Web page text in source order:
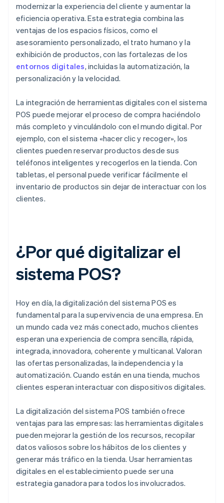
modernizar la experiencia del cliente y aumentar la
eficiencia operativa. Esta estrategia combina las
ventajas de los espacios físicos, como el
asesoramiento personalizado, el trato humano y la
exhibición de productos, con las fortalezas de los
entornos digitales, incluidas la automatización, la
personalización y la velocidad.
La integración de herramientas digitales con el sistema
POS puede mejorar el proceso de compra haciéndolo
más completo y vinculándolo con el mundo digital. Por
ejemplo, con el sistema «hacer clic y recoger», los
clientes pueden reservar productos desde sus
teléfonos inteligentes y recogerlos en la tienda. Con
tabletas, el personal puede verificar fácilmente el
inventario de productos sin dejar de interactuar con los
clientes.
¿Por qué digitalizar el
sistema POS?
Hoy en día, la digitalización del sistema POS es
fundamental para la supervivencia de una empresa. En
un mundo cada vez más conectado, muchos clientes
esperan una experiencia de compra sencilla, rápida,
integrada, innovadora, coherente y multicanal. Valoran
las ofertas personalizadas, la independencia y la
automatización. Cuando están en una tienda, muchos
clientes esperan interactuar con dispositivos digitales.
La digitalización del sistema POS también ofrece
ventajas para las empresas: las herramientas digitales
pueden mejorar la gestión de los recursos, recopilar
datos valiosos sobre los hábitos de los clientes y
generar más tráfico en la tienda. Usar herramientas
digitales en el establecimiento puede ser una
estrategia ganadora para todos los involucrados.